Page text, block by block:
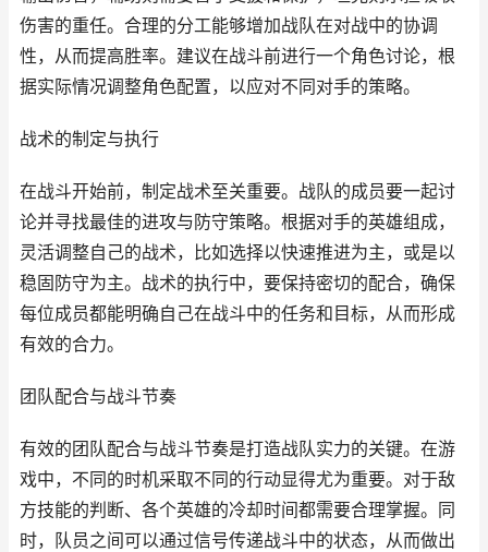
伤害的重任。合理的分工能够增加战队在对战中的协调
性，从而提高胜率。建议在战斗前进行一个角色讨论，根
据实际情况调整角色配置，以应对不同对手的策略。
战术的制定与执行
在战斗开始前，制定战术至关重要。战队的成员要一起讨
论并寻找最佳的进攻与防守策略。根据对手的英雄组成，
灵活调整自己的战术，比如选择以快速推进为主，或是以
稳固防守为主。战术的执行中，要保持密切的配合，确保
每位成员都能明确自己在战斗中的任务和目标，从而形成
有效的合力。
团队配合与战斗节奏
有效的团队配合与战斗节奏是打造战队实力的关键。在游
戏中，不同的时机采取不同的行动显得尤为重要。对于敌
方技能的判断、各个英雄的冷却时间都需要合理掌握。同
时，队员之间可以通过信号传递战斗中的状态，从而做出